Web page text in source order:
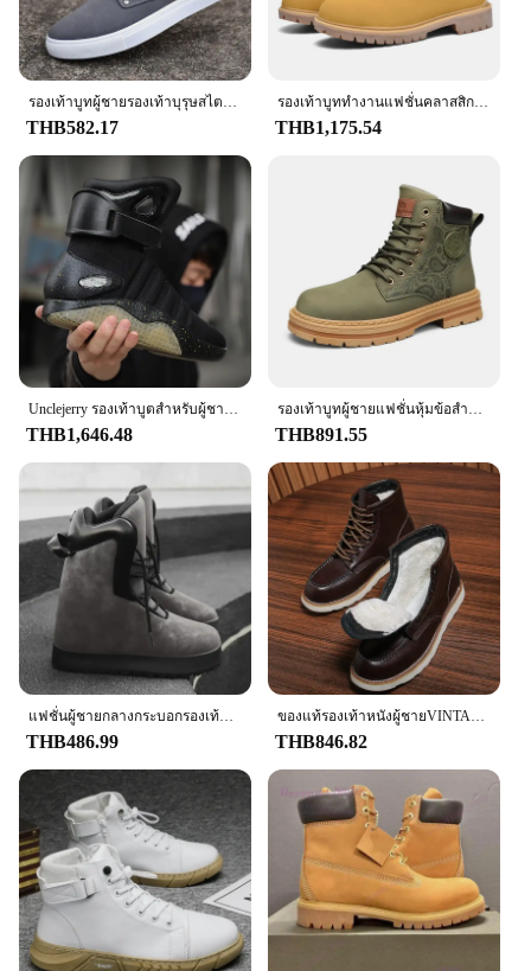
รองเท้าบูทผู้ชายรองเท้าบุรุษสไตล์เกาหลีแบบใหม่ส้นสูงรองเท้าสเก็ตบอร์ดแพลตฟอร์มย้อนยุครองเท้าลำลองผูกเชือกรองเท้าผู้ชายแฟชั่น2025
THB582.17
รองเท้าบูททำงานแฟชั่นคลาสสิกสีน้ำตาลรองเท้าบูทหุ้มข้อหนังคุณภาพสูงสำหรับผู้ชายผู้หญิงไซส์46รองเท้าบูทแพลตฟอร์มผูกเชือกสำหรับผู้ชาย
THB1,175.54
Unclejerry รองเท้าบูตสำหรับผู้ชาย, รองเท้าไฟ LED ชาร์จ USB สำหรับผู้ใหญ่พร้อมรีโมตควบคุมสำหรับผู้ชายและผู้หญิงสำหรับงานปาร์ตี้ MAG 2024
THB1,646.48
รองเท้าบูทผู้ชายแฟชั่นหุ้มข้อสำหรับผู้ชายรองเท้าบูทหนังรองเท้าใส่เดินหุ้มข้อสูงลำลองลำลองสำหรับทุกวันแบรนด์หรูสีเหลือง
THB891.55
THB486.99 THB846.82